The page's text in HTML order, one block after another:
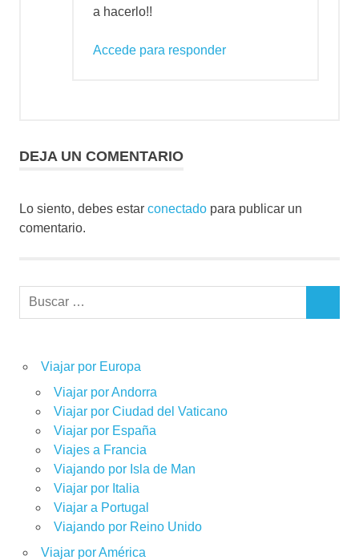
a hacerlo!!
Accede para responder
DEJA UN COMENTARIO
Lo siento, debes estar conectado para publicar un
comentario.
Buscar:
Viajar por Europa
Viajar por Andorra
Viajar por Ciudad del Vaticano
Viajar por España
Viajes a Francia
Viajando por Isla de Man
Viajar por Italia
Viajar a Portugal
Viajando por Reino Unido
Viajar por América